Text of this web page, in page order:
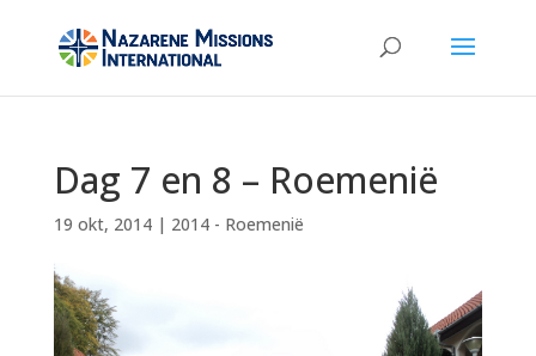
Dag 7 en 8 – Roemenië
19 okt, 2014| 2014 - Roemenië